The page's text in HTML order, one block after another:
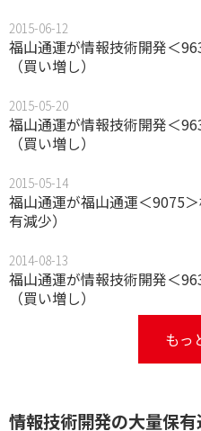
2015-06-12
福山通運が情報技術開発＜
（買い増し）
2015-05-20
福山通運が情報技術開発＜
（買い増し）
2015-05-14
福山通運が福山通運＜9075
有減少）
2014-08-13
福山通運が情報技術開発＜
（買い増し）
もっ
情報技術開発の大量保有